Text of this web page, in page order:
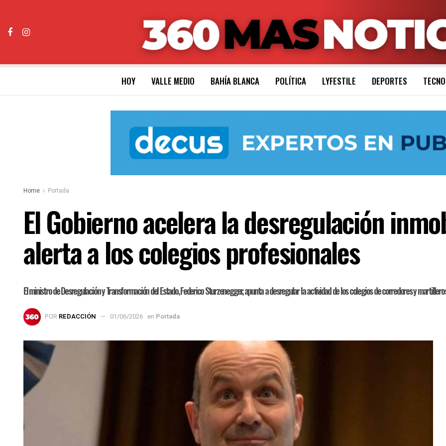
HOY VALLE MEDIO BAHÍA BLANCA POLÍTICA LYFESTILE DEPORTES
Home Portada
El Gobierno acelera la desregulación
alerta a los colegios profesionales
El ministro de Desregulación y Transformación del Estado, Federico Sturzenegger, apunta a desregular la actividad de los colegios de corredores y
POR REDACCIÓN 01/06/2026 en Portada